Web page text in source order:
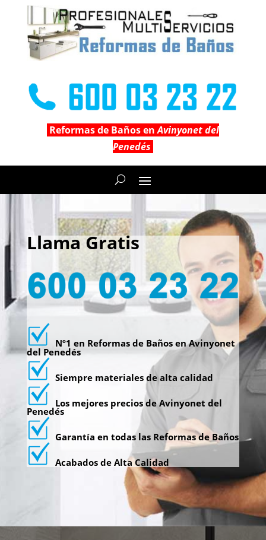
Reformas de Baños enAvinyonet del
Penedés
Llama Gratis
Nº1 en Reformas de Baños en Avinyonet
del Penedés
Siempre materiales de alta calidad
Los mejores precios de Avinyonet del
Penedés
Garantía en todas las Reformas de Baños
Acabados de Alta Calidad